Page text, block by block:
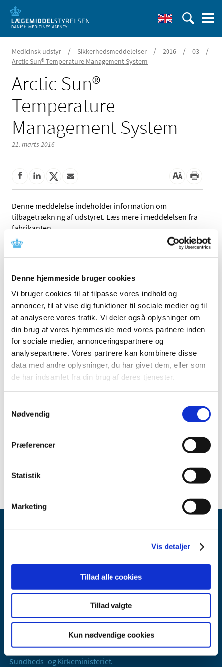
Denne hjemmeside bruger cookies
Vi bruger cookies til at tilpasse vores indhold og
annoncer, til at vise dig funktioner til sociale medier og til
at analysere vores trafik. Vi deler også oplysninger om
din brug af vores hjemmeside med vores partnere inden
for sociale medier, annonceringspartnere og
analysepartnere. Vores partnere kan kombinere disse
data med andre oplysninger, du har givet dem, eller som
de har indsamlet fra din brug af deres tjenester.
Nødvendig
Præferencer
Statistik
Marketing
Vis detaljer
Tillad alle cookies
Tillad valgte
Kun nødvendige cookies
Medicinsk udstyr / Sikkerhedsmeddelelser / 2016 / 03 /
Arctic Sun® Temperature Management System
Arctic Sun®
Temperature
Management System
21. marts 2016
Denne meddelelse indeholder information om
tilbagetrækning af udstyret. Læs mere i meddelelsen fra
fabrikanten.
Referencer
Produkt: Arctic Sun® Temperature Management
System
Fabrikant: Medivance
Fabrikantens referencenummer: FA2016-10
Lægemiddelstyrelsens sagsnummer: 2016033122
Emner
Medicinsk udstyr
Relateret indhold
Management System
Lægemiddelstyrelsen
Email:dkma@dkma.dk
Lægemiddelstyrelsen er en del af
Sundheds- og Kirkeministeriet.